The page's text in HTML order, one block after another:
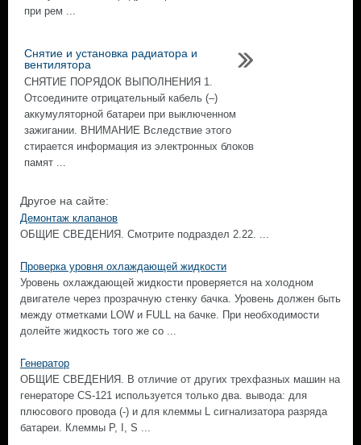
при рем ...
Снятие и установка радиатора и
вентилятора
СНЯТИЕ ПОРЯДОК ВЫПОЛНЕНИЯ 1.
Отсоедините отрицательный кабель (–)
аккумуляторной батареи при выключенном
зажигании. ВНИМАНИЕ Вследствие этого
стирается информация из электронных блоков
памят ...
Другое на сайте:
Демонтаж клапанов
ОБЩИЕ СВЕДЕНИЯ. Смотрите подраздел 2.22. ...
Проверка уровня охлаждающей жидкости
Уровень охлаждающей жидкости проверяется на холодном
двигателе через прозрачную стенку бачка. Уровень должен быть
между отметками LOW и FULL на бачке. При необходимости
долейте жидкость того же со ...
Генератор
ОБЩИЕ СВЕДЕНИЯ. В отличие от других трехфазных машин на
генераторе CS-121 используется только два. вывода: для
плюсового провода (-) и для клеммы L сигнализатора разряда
батареи. Клеммы Р, I, S ...